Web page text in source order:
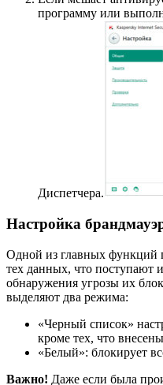
программу или
Диспетчера.
Настройка
Одной из главных функций
тех данных, что поступают
обнаружения угрозы их
выделяют два режима:
«Черный список»
кроме тех, что
«Белый»: блокирует
Важно! Даже если была